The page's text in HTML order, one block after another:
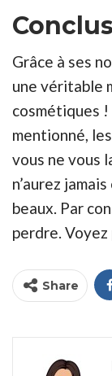
Grâce à ses
une véritable
cosmétiques !
mentionné,
vous ne vous
n’aurez
beaux. Par
perdre. Voyez
Share